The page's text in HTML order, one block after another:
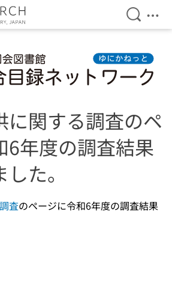
Open
に関する調査のペ
6年度の調査結果
た。
査のページに令和6年度の調査結果